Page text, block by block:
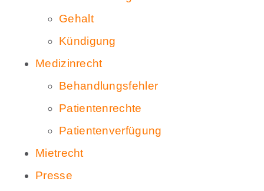
Gehalt
Kündigung
Medizinrecht
Behandlungsfehler
Patientenrechte
Patientenverfügung
Mietrecht
Presse